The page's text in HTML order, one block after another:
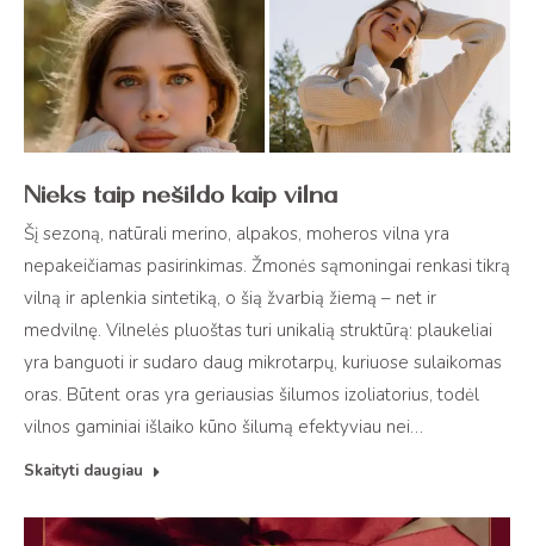
Nieks taip nešildo kaip vilna
Šį sezoną, natūrali merino, alpakos, moheros vilna yra
nepakeičiamas pasirinkimas. Žmonės sąmoningai renkasi tikrą
vilną ir aplenkia sintetiką, o šią žvarbią žiemą – net ir
medvilnę. Vilnelės pluoštas turi unikalią struktūrą: plaukeliai
yra banguoti ir sudaro daug mikrotarpų, kuriuose sulaikomas
oras. Būtent oras yra geriausias šilumos izoliatorius, todėl
vilnos gaminiai išlaiko kūno šilumą efektyviau nei…
Skaityti daugiau